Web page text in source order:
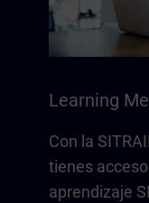
Learning
Con la
tienes
aprendizaje